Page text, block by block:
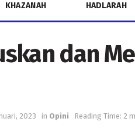
KHAZANAH HADLARAH
dan
2023 in Opini Reading Time: 2